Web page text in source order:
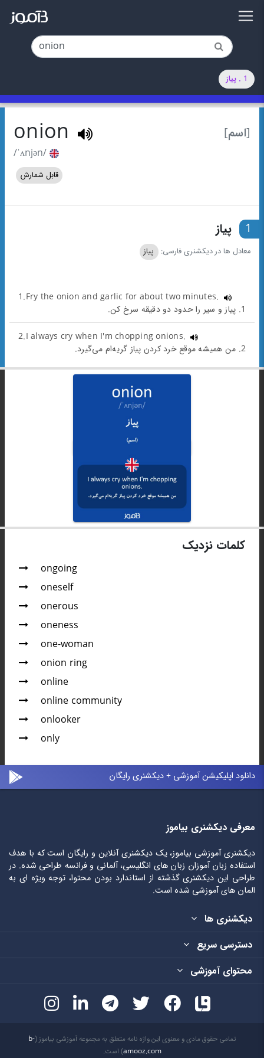
1 . پیاز
[اسم] onion
/ˈʌnjən/
قابل شمارش
1 پیاز
معادل ها در دیکشنری فارسی: پیاز
1.Fry the onion and garlic for about two minutes.
1. پیاز و سیر را حدود دو دقیقه سرخ کن.
2.I always cry when I'm chopping onions.
2. من همیشه موقع خرد کردن پیاز گریه‌ام می‌گیرد.
کلمات نزدیک
ongoing
oneself
onerous
oneness
one-woman
onion ring
online
online community
onlooker
only
دانلود اپلیکیشن آموزشی + دیکشنری رایگان
معرفی دیکشنری بیاموز
دیکشنری آموزشی بیاموز، یک دیکشنری آنلاین و رایگان است که با هدف
استفاده زبان آموزان زبان های انگلیسی، آلمانی و فرانسه طراحی شده. در
طراحی این دیکشنری گذشته از استاندارد بودن محتوا، توجه ویژه ای به
المان های آموزشی شده است.
دیکشنری ها
دسترسی سریع
محتوای آموزشی
تمامی حقوق مادی و معنوی این واژه نامه متعلق به مجموعه آموزشی بیاموز (b-
amooz.com) است.